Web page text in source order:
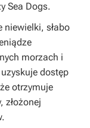
Sea Dogs.
niewielki, słabo
morzach i
dostęp
otrzymuje
złożonej